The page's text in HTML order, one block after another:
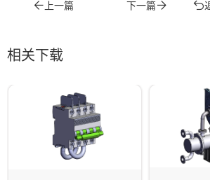
上一篇 下一篇
相关下载